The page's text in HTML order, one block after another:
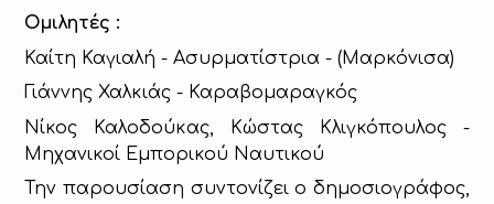
Oμιλητές :
Καίτη Καγιαλή - Ασυρματίστρια - (Μαρκόνισα)
Γιάννης Χαλκιάς - Καραβομαραγκός
Νίκος Καλοδούκας, Κώστας Κλιγκόπουλος -
Μηχανικοί Εμπορικού Ναυτικού
Την παρουσίαση συντονίζει ο δημοσιογράφος,